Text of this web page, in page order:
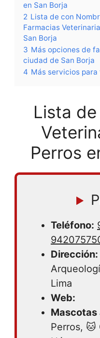
en San Borja
2 Lista de con
Farmacias
San Borja
3 Más opciones de
ciudad de San Borja
4 Más servicios para
Lista
Perros
Teléfono:
Dirección:
Lima
Web:
Mascotas
Perros, 🐱